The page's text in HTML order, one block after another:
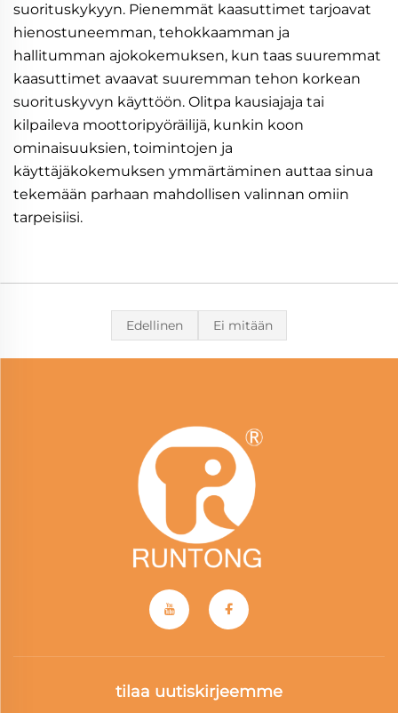
suorituskykyyn. Pienemmät kaasuttimet tarjoavat
hienostuneemman, tehokkaamman ja
hallitumman ajokokemuksen, kun taas suuremmat
kaasuttimet avaavat suuremman tehon korkean
suorituskyvyn käyttöön. Olitpa kausiajaja tai
kilpaileva moottoripyöräilijä, kunkin koon
ominaisuuksien, toimintojen ja
käyttäjäkokemuksen ymmärtäminen auttaa sinua
tekemään parhaan mahdollisen valinnan omiin
tarpeisiisi.
Edellinen Ei mitään
tilaa uutiskirjeemme